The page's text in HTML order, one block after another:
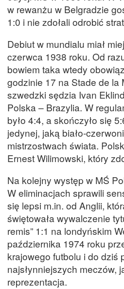
w rewanżu w Belgradzie
1:0 i nie zdołali odrobić
Debiut w mundialu miał
czerwca 1938 roku. Od
bowiem taka wtedy
godzinie 17 na Stade de la
szwedzki sędzia Ivan
Polska – Brazylia. W
było 4:4, a skończyło się
jedynej, jaką biało-
mistrzostwach świata.
Ernest Wilimowski, który
Na kolejny występ w MŚ
W eliminacjach sprawili
się lepsi m.in. od Anglii,
świętowała wywalczenie
remis” 1:1 na londyńskim
października 1974 roku
krajowego futbolu i do dziś
najsłynniejszych meczów,
reprezentacja.